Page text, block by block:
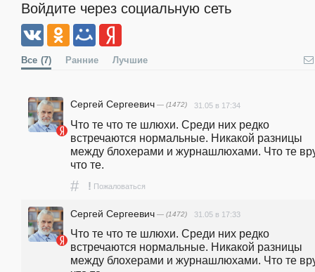
Войдите через социальную сеть
Все (7) Ранние Лучшие
Сергей Сергеевич — (1472) 31.05 в 17:34
Что те что те шлюхи. Среди них редко
встречаются нормальные. Никакой разницы
между блохерами и журнашлюхами. Что те
что те.
# ! Пожаловаться
Сергей Сергеевич — (1472) 31.05 в 17:33
Что те что те шлюхи. Среди них редко
встречаются нормальные. Никакой разницы
между блохерами и журнашлюхами. Что те